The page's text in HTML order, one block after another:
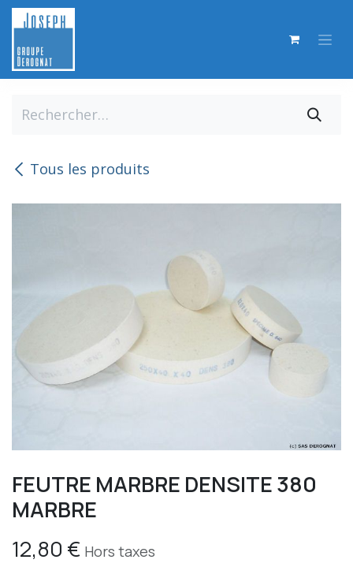
Se rendre au contenu
Tous les produits
FEUTRE MARBRE DENSITE 380
MARBRE
12,80 € Hors taxes